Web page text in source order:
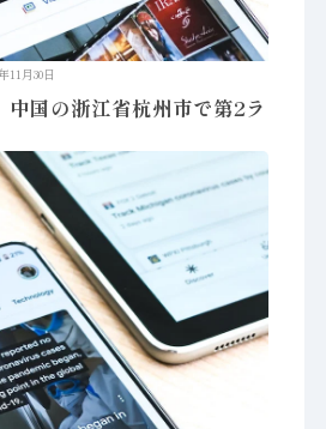
11月30日
中国の浙江省杭州市で第2ラ